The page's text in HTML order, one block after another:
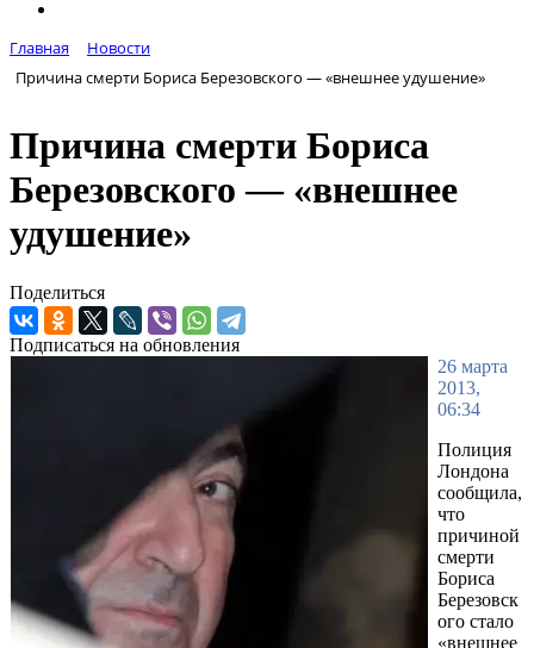
Главная
Новости
Причина смерти Бориса Березовского — «внешнее удушение»
Причина смерти Бориса
Березовского — «внешнее
удушение»
Поделиться
Подписаться на обновления
26 марта
2013,
06:34
Полиция
Лондона
сообщила,
что
причиной
смерти
Бориса
Березовск
ого стало
«внешнее